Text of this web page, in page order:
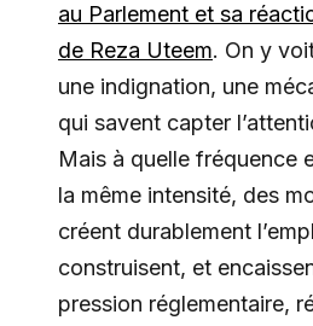
au Parlement et sa
de Reza Uteem. On y
une indignation, une
qui savent capter
Mais à quelle fréquence
la même intensité, des
créent durablement
construisent, et
pression réglementaire,